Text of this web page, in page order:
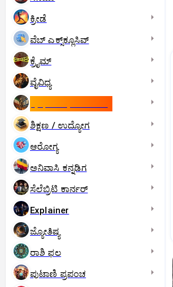
ಕ್ರೀಡೆ
ವೆಬ್ ಎಕ್ಸ್‌ಕ್ಲೂಸಿವ್
ಕ್ರೈಮ್
ವೈವಿಧ್ಯ
ಶಿಕ್ಷಣ / ಉದ್ಯೋಗ
ಆರೋಗ್ಯ
ಅನಿವಾಸಿ ಕನ್ನಡಿಗ
ಸೆಲೆಬ್ರಿಟಿ ಕಾರ್ನರ್‌
Explainer
ಜ್ಯೋತಿಷ್ಯ
ರಾಶಿ ಫಲ
ಪುಟಾಣಿ ಪ್ರಪಂಚ